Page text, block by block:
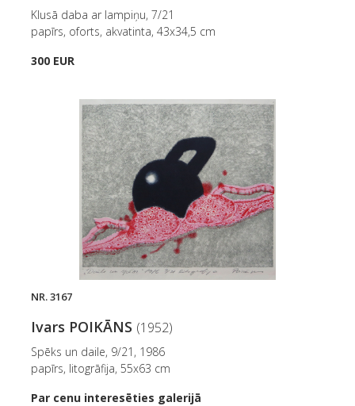
Klusā daba ar lampiņu, 7/21
papīrs, oforts, akvatinta, 43x34,5 cm
300 EUR
NR. 3167
Ivars POIKĀNS (1952)
Spēks un daile, 9/21, 1986
papīrs, litogrāfija, 55x63 cm
Par cenu interesēties galerijā